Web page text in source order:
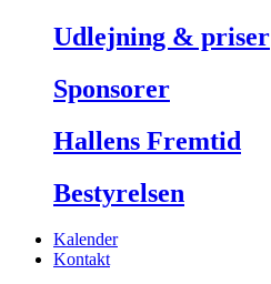
Udlejning & priser
Sponsorer
Hallens Fremtid
Bestyrelsen
Kalender
Kontakt